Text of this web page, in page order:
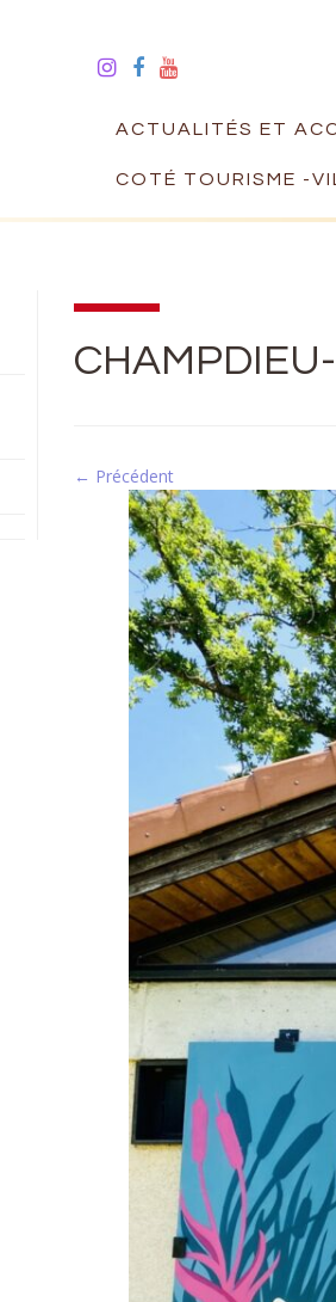
ACTUALITÉS ET
COTÉ TOURISME -
← Précédent